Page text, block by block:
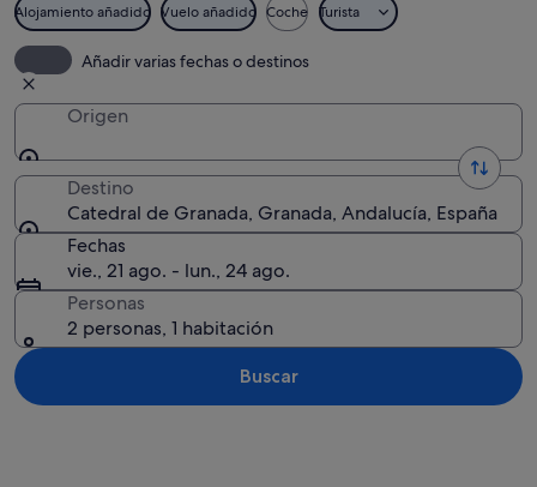
Alojamiento añadido Vuelo añadido Coche Turista
Añadir varias fechas o destinos
Origen
Destino
Catedral de Granada, Granada, Andalucía, España
Fechas
vie., 21 ago. - lun., 24 ago.
Personas
2 personas, 1 habitación
Buscar